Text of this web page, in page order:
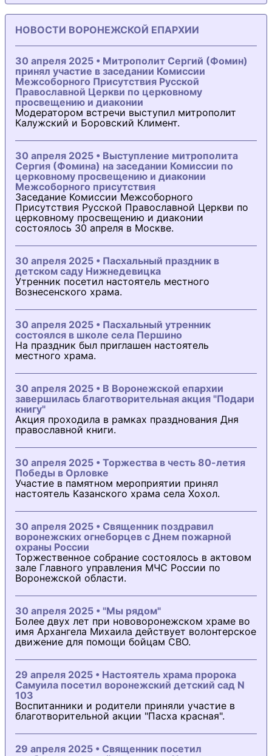
НОВОСТИ ВОРОНЕЖСКОЙ ЕПАРХИИ
30 апреля 2025 • Митрополит Сергий (Фомин)
принял участие в заседании Комиссии
Межсоборного Присутствия Русской
Православной Церкви по церковному
просвещению и диаконии
Модератором встречи выступил митрополит
Калужский и Боровский Климент.
30 апреля 2025 • Выступление митрополита
Сергия (Фомина) на заседании Комиссии по
церковному просвещению и диаконии
Межсоборного присутствия
Заседание Комиссии Межсоборного
Присутствия Русской Православной Церкви по
церковному просвещению и диаконии
состоялось 30 апреля в Москве.
30 апреля 2025 • Пасхальный праздник в
детском саду Нижнедевицка
Утренник посетил настоятель местного
Вознесенского храма.
30 апреля 2025 • Пасхальный утренник
состоялся в школе села Першино
На праздник был приглашен настоятель
местного храма.
30 апреля 2025 • В Воронежской епархии
завершилась благотворительная акция "Подари
книгу"
Акция проходила в рамках празднования Дня
православной книги.
30 апреля 2025 • Торжества в честь 80-летия
Победы в Орловке
Участие в памятном мероприятии принял
настоятель Казанского храма села Хохол.
30 апреля 2025 • Священник поздравил
воронежских огнеборцев с Днем пожарной
охраны России
Торжественное собрание состоялось в актовом
зале Главного управления МЧС России по
Воронежской области.
30 апреля 2025 • "Мы рядом"
Более двух лет при нововоронежском храме во
имя Архангела Михаила действует волонтерское
движение для помощи бойцам СВО.
29 апреля 2025 • Настоятель храма пророка
Самуила посетил воронежский детский сад N
103
Воспитанники и родители приняли участие в
благотворительной акции "Пасха красная".
29 апреля 2025 • Священник посетил